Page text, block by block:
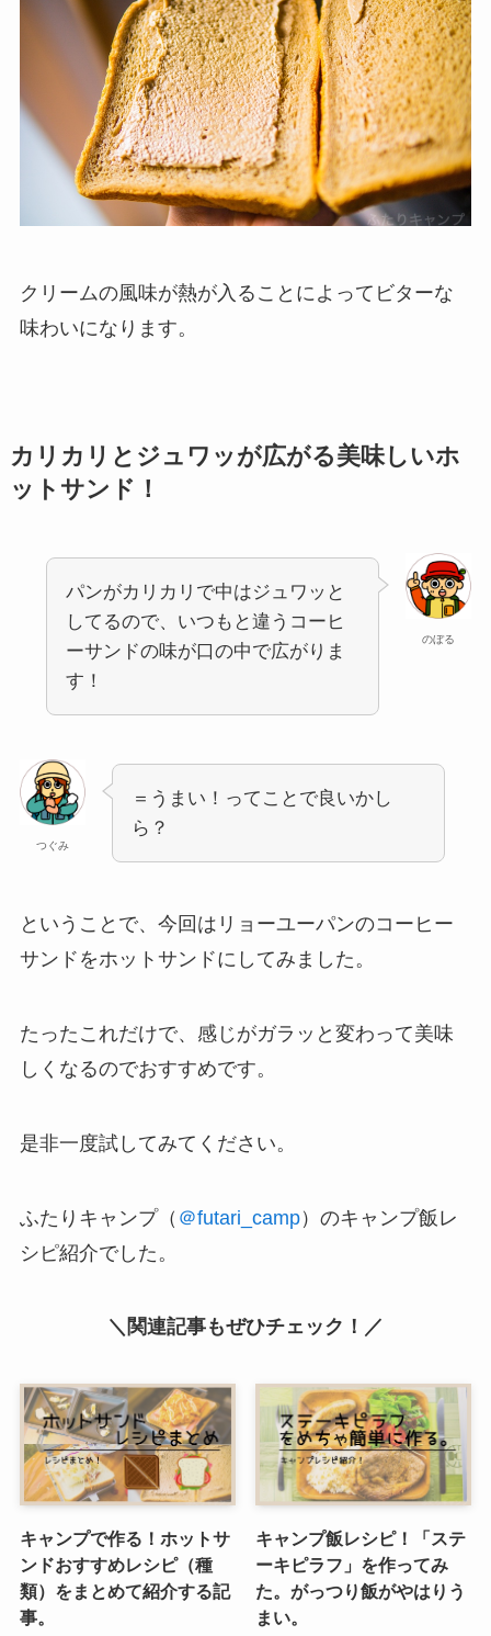
クリームの風味が熱が入ることによってビターな
味わいになります。
カリカリとジュワッが広がる美味しいホ
ットサンド！
のぼる
パンがカリカリで中はジュワッと
してるので、いつもと違うコーヒ
ーサンドの味が口の中で広がりま
す！
つぐみ
＝うまい！ってことで良いかし
ら？
ということで、今回はリョーユーパンのコーヒー
サンドをホットサンドにしてみました。
たったこれだけで、感じがガラッと変わって美味
しくなるのでおすすめです。
是非一度試してみてください。
ふたりキャンプ（ ＠futari_camp）のキャンプ飯レ
シピ紹介でした。
＼関連記事もぜひチェック！／
キャンプで作る！ホットサ
ンドおすすめレシピ（種
類）をまとめて紹介する記
事。
キャンプ飯レシピ！「ステ
ーキピラフ」を作ってみ
た。がっつり飯がやはりう
まい。